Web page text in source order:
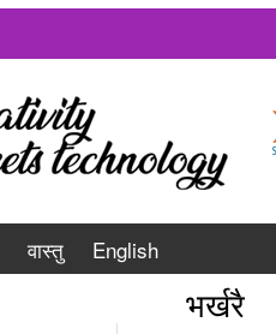
वास्तु English
भर्खरै